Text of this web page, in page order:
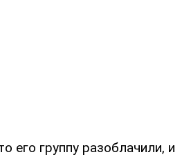
его группу разоблачили, и